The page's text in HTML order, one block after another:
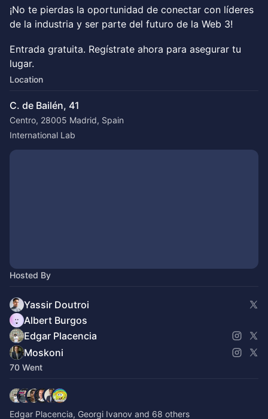
¡No te pierdas la oportunidad de conectar con líderes
de la industria y ser parte del futuro de la Web 3!
Entrada gratuita. Regístrate ahora para asegurar tu
lugar.
Location
C. de Bailén, 41
Centro, 28005 Madrid, Spain
International Lab
Hosted By
Yassir Doutroi
Albert Burgos
Edgar Placencia
Moskoni
70 Went
Edgar Placencia, Georgi Ivanov and 68 others